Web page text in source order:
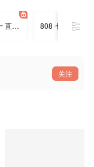
备的稿件，还有还有很多听
807 七十 直播捉鬼8 808 七十 直播捉鬼9
关注